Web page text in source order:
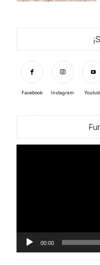
Facebook Instagram
00:00